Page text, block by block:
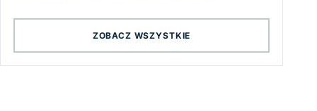
ZOBACZ WSZYSTKIE